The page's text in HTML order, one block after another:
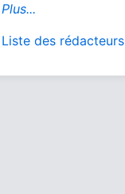
Plus...
Liste des rédacteurs